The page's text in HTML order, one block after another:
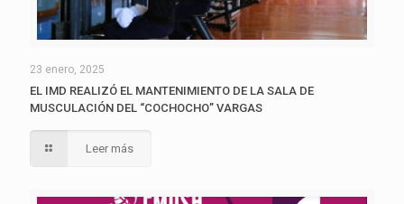
23 enero, 2025
EL IMD REALIZÓ EL MANTENIMIENTO DE LA SALA DE
MUSCULACIÓN DEL “COCHOCHO” VARGAS
Leer más